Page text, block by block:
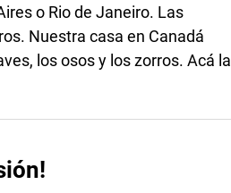
o Rio de Janeiro. Las
Nuestra casa en Canadá
los osos y los zorros. Acá la